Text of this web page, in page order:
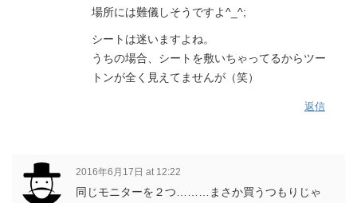
場所には難儀しそうですよ^_^;
シートは迷いますよね。
うちの場合、シートを敷いちゃってるからツー
トンが全く見えてませんが（笑）
返信
2016年6月17日 at 12:22
同じモニターを２つ………まさか買うつもりじゃ